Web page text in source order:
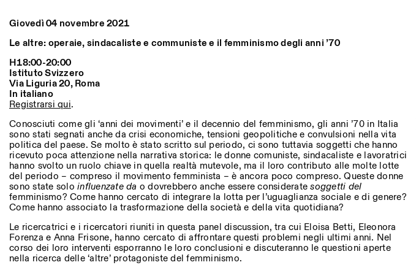
Jobs
Altre Attività
NEWSLETTER
Registrati alla nostra newsletter per ricevere informazioni sui nostri eventi
Facebook Instagram Linkedin Vimeo Privacy Policy
Giovedì 04 novembre 2021
Le altre: operaie, sindacaliste e communiste e il femminismo degli anni ’70
H18:00-20:00
Istituto Svizzero
Via Liguria 20, Roma
In italiano
Registrarsi qui.
Conosciuti come gli ‘anni dei movimenti’ e il decennio del femminismo, gli anni ’70 in Italia
sono stati segnati anche da crisi economiche, tensioni geopolitiche e convulsioni nella vita
politica del paese. Se molto è stato scritto sul periodo, ci sono tuttavia soggetti che hanno
ricevuto poca attenzione nella narrativa storica: le donne comuniste, sindacaliste e lavoratrici
hanno svolto un ruolo chiave in quella realtà mutevole, ma il loro contributo alle molte lotte
del periodo – compreso il movimento femminista – è ancora poco compreso. Queste donne
sono state solo influenzate da o dovrebbero anche essere consideratesoggetti del
femminismo? Come hanno cercato di integrare la lotta per l’uguaglianza sociale e di genere?
Come hanno associato la trasformazione della società e della vita quotidiana?
Le ricercatrici e i ricercatori riuniti in questa panel discussion, tra cui Eloisa Betti, Eleonora
Forenza e Anna Frisone, hanno cercato di affrontare questi problemi negli ultimi anni. Nel
corso dei loro interventi esporranno le loro conclusioni e discuteranno le questioni aperte
nella ricerca delle ‘altre’ protagoniste del femminismo.